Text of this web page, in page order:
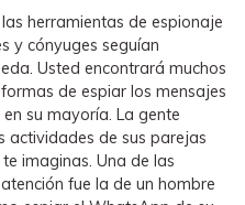
de Datos de un
Otro
contactos, fotos, música,
y otros tipos de
un teléfono a otro y a la
herramientas de espionaje
y cónyuges seguían
Usted encontrará muchos
de espiar los mensajes
su mayoría. La gente
actividades de sus parejas
imaginas. Una de las
fue la de un hombre